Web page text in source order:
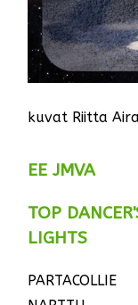
kuvat Riitta
EE JMVA
TOP
LIGHTS
PARTACOLLIE